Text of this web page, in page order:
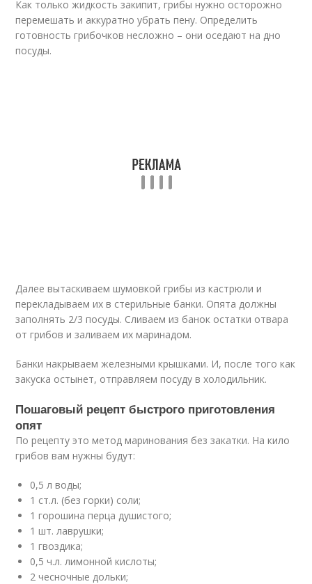
Как только жидкость закипит, грибы нужно осторожно
перемешать и аккуратно убрать пену. Определить
готовность грибочков несложно – они оседают на дно
посуды.
Далее вытаскиваем шумовкой грибы из кастрюли и
перекладываем их в стерильные банки. Опята должны
заполнять 2/3 посуды. Сливаем из банок остатки отвара
от грибов и заливаем их маринадом.
Банки накрываем железными крышками. И, после того как
закуска остынет, отправляем посуду в холодильник.
Пошаговый рецепт быстрого приготовления
опят
По рецепту это метод маринования без закатки. На кило
грибов вам нужны будут:
0,5 л воды;
1 ст.л. (без горки) соли;
1 горошина перца душистого;
1 шт. лаврушки;
1 гвоздика;
0,5 ч.л. лимонной кислоты;
2 чесночные дольки;